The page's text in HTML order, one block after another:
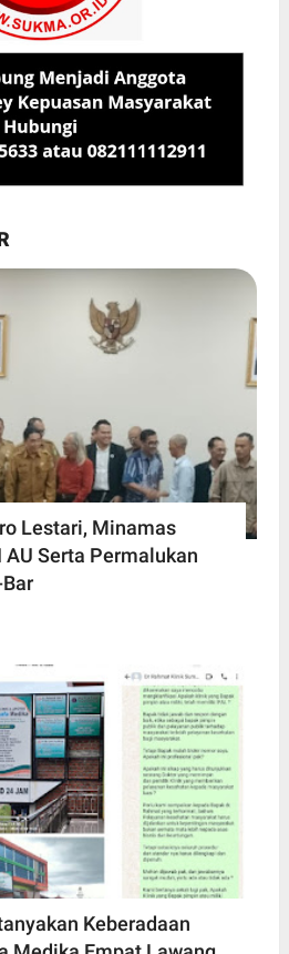
Lestari, Minamas
Serta Permalukan
Keberadaan